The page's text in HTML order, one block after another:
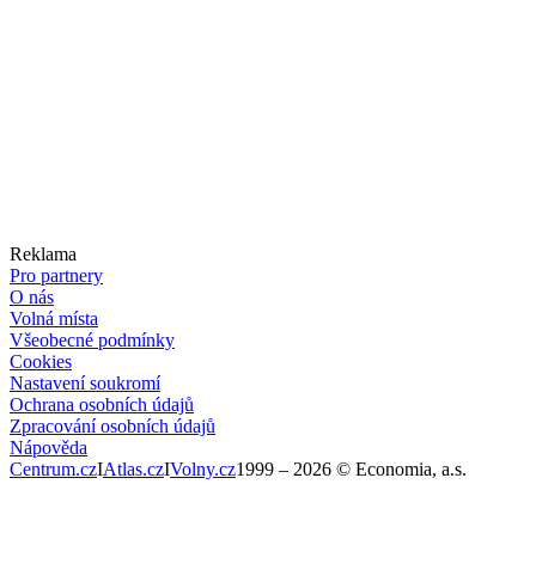
Reklama
Pro partnery
O nás
Volná místa
Všeobecné podmínky
Cookies
Nastavení soukromí
Ochrana osobních údajů
Zpracování osobních údajů
Nápověda
Centrum.czIAtlas.czIVolny.cz1999 – 2026 © Economia, a.s.